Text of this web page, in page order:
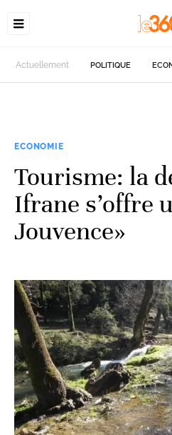
Actuellement POLITIQUE
ECONOMIE
Tourisme: la
Ifrane s’offre
Jouvence»